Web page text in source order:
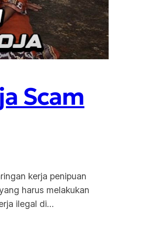
Scam
kerja penipuan
harus melakukan
ilegal di…